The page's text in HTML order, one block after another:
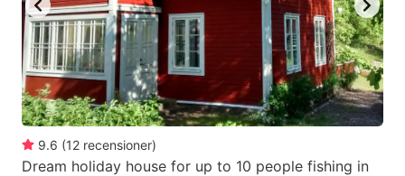
9.6 (12 recensioner)
Dream holiday house for up to 10 people fishing in